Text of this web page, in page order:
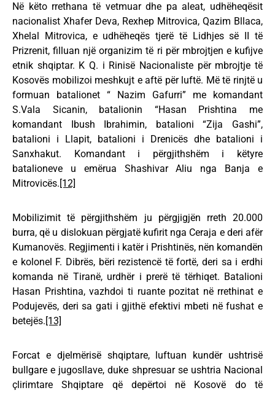
Në këto rrethana të vetmuar dhe pa aleat, udhëheqësit
nacionalist Xhafer Deva, Rexhep Mitrovica, Qazim Bllaca,
Xhelal Mitrovica, e udhëheqës tjerë të Lidhjes së II të
Prizrenit, filluan një organizim të ri për mbrojtjen e kufijve
etnik shqiptar. K Q. i Rinisë Nacionaliste për mbrojtje të
Kosovës mobilizoi meshkujt e aftë për luftë. Më të rinjtë u
formuan batalionet “ Nazim Gafurri” me komandant
S.Vala Sicanin, batalionin “Hasan Prishtina me
komandant Ibush Ibrahimin, batalioni “Zija Gashi”,
batalioni i Llapit, batalioni i Drenicës dhe batalioni i
Sanxhakut. Komandant i përgjithshëm i këtyre
batalioneve u emërua Shashivar Aliu nga Banja e
Mitrovicës.[12]
Mobilizimit të përgjithshëm ju përgjigjën rreth 20.000
burra, që u dislokuan përgjatë kufirit nga Ceraja e deri afër
Kumanovës. Regjimenti i katër i Prishtinës, nën komandën
e kolonel F. Dibrës, bëri rezistencë të fortë, deri sa i erdhi
komanda në Tiranë, urdhër i prerë të tërhiqet. Batalioni
Hasan Prishtina, vazhdoi ti ruante pozitat në rrethinat e
Podujevës, deri sa gati i gjithë efektivi mbeti në fushat e
betejës.[13]
Forcat e djelmërisë shqiptare, luftuan kundër ushtrisë
bullgare e jugosllave, duke shpresuar se ushtria Nacional
çlirimtare Shqiptare që depërtoi në Kosovë do të